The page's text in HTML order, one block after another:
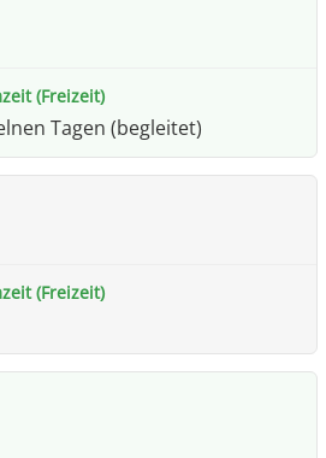
Tagen (begleitet)